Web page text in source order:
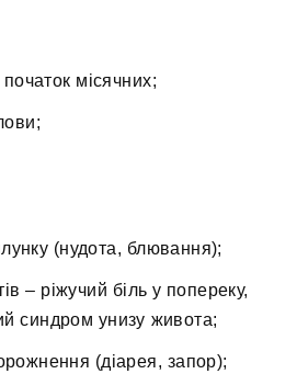
місячних;
(нудота, блювання);
– ріжучий біль у попереку,
синдром унизу живота;
(діарея, запор);